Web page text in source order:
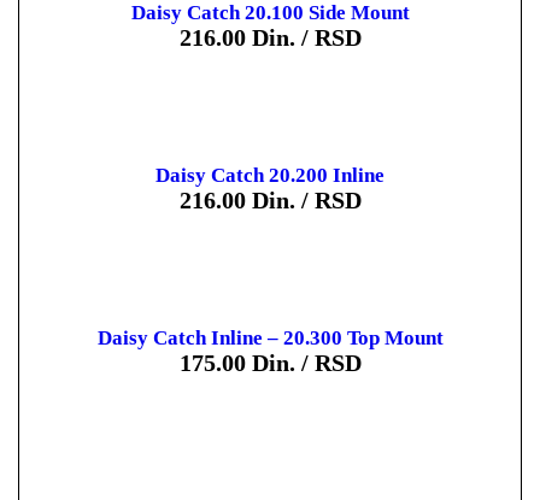
Daisy Catch 20.100 Side Mount
216.00 Din. / RSD
Daisy Catch 20.200 Inline
216.00 Din. / RSD
Daisy Catch Inline – 20.300 Top Mount
175.00 Din. / RSD